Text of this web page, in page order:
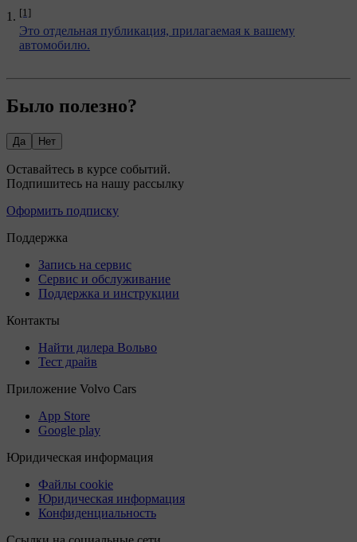
[1]
Это отдельная публикация, прилагаемая к вашему
автомобилю.
Было полезно?
Да Нет